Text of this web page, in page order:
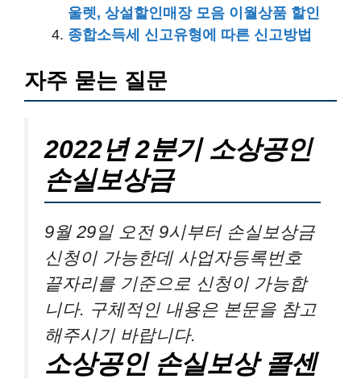
울렛, 상설할인매장 모음 이월상품 할인
종합소득세 신고유형에 따른 신고방법
자주 묻는 질문
2022년 2분기 소상공인
손실보상금
9월 29일 오전 9시부터 손실보상금
신청이 가능한데 사업자등록번호
끝자리를 기준으로 신청이 가능합
니다. 구체적인 내용은 본문을 참고
해주시기 바랍니다.
소상공인 손실보상 콜센